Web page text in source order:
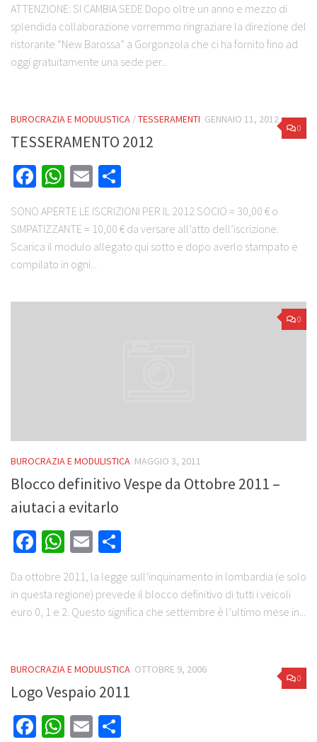
ATTENZIONE: SI CAMBIA SEDE Dopo oltre un anno e mezzo di
splendida collaborazione vorremmo ringraziare la direzione del
ristorante “New Barossa” a Gorgonzola che ci ha fornito fino ad
oggi gratuitamente una sede per...
0
BUROCRAZIA E MODULISTICA /TESSERAMENTI GENNAIO 11, 2012
TESSERAMENTO 2012
Facebook
WhatsApp
Email
SONO APERTE LE ISCRIZIONI PER IL 2012 SOCIO = 30,00 € o
SIMPATIZZANTE = 10,00 € da versare all’atto dell’iscrizione.
Scarica il modulo allegato qui sotto e dopo averlo stampato e
compilato in ogni...
0
BUROCRAZIA E MODULISTICA MAGGIO 3, 2011
Blocco definitivo Vespe da Ottobre 2011 –
aiutaci a evitarlo
Facebook
WhatsApp
Email
Da ottobre 2011, la legge sull’inquinamento in lombardia (e solo
in questa regione) prevede il blocco definitivo di tutti i veicoli
euro 0, 1 e 2. Questo significa che settembre è l’ultimo mese in...
0
BUROCRAZIA E MODULISTICA OTTOBRE 9, 2006
Logo Vespaio 2011
Facebook
WhatsApp
Email